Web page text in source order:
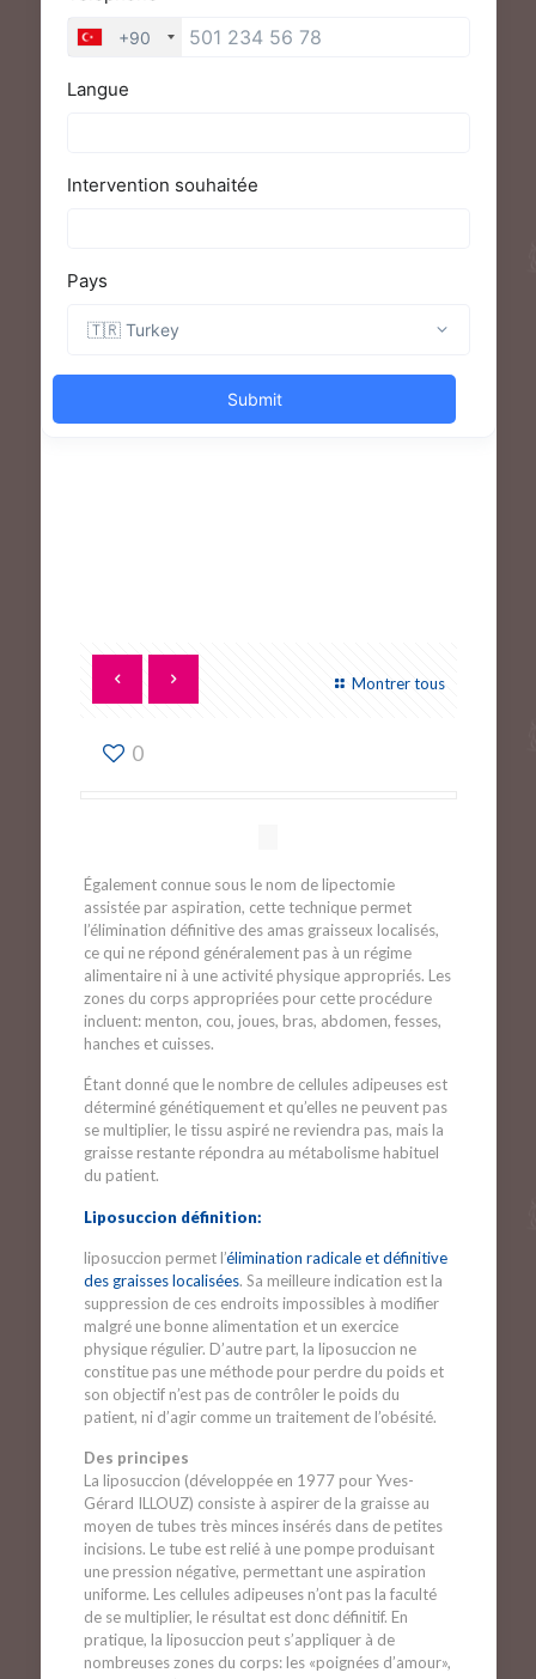
Montrer tous
0
Également connue sous le nom de lipectomie
assistée par aspiration, cette technique permet
l’élimination définitive des amas graisseux localisés,
ce qui ne répond généralement pas à un régime
alimentaire ni à une activité physique appropriés. Les
zones du corps appropriées pour cette procédure
incluent: menton, cou, joues, bras, abdomen, fesses,
hanches et cuisses.
Étant donné que le nombre de cellules adipeuses est
déterminé génétiquement et qu’elles ne peuvent pas
se multiplier, le tissu aspiré ne reviendra pas, mais la
graisse restante répondra au métabolisme habituel
du patient.
Liposuccion définition:
liposuccion permet l’élimination radicale et définitive
des graisses localisées. Sa meilleure indication est la
suppression de ces endroits impossibles à modifier
malgré une bonne alimentation et un exercice
physique régulier. D’autre part, la liposuccion ne
constitue pas une méthode pour perdre du poids et
son objectif n’est pas de contrôler le poids du
patient, ni d’agir comme un traitement de l’obésité.
Des principes
La liposuccion (développée en 1977 pour Yves-
Gérard ILLOUZ) consiste à aspirer de la graisse au
moyen de tubes très minces insérés dans de petites
incisions. Le tube est relié à une pompe produisant
une pression négative, permettant une aspiration
uniforme. Les cellules adipeuses n’ont pas la faculté
de se multiplier, le résultat est donc définitif. En
pratique, la liposuccion peut s’appliquer à de
nombreuses zones du corps: les «poignées d’amour»,